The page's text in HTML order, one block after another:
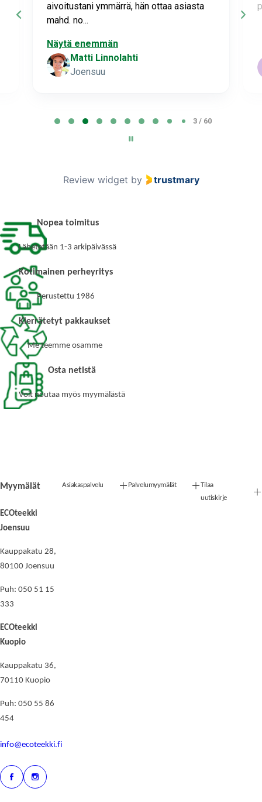
aivoitustani ymmärrä, hän ottaa asiasta
mahd. no...
Näytä enemmän
Matti Linnolahti
Joensuu
0
3 / 60
Review widget by trustmary
Nopea toimitus
Lähetetään 1-3 arkipäivässä
Kotimainen perheyritys
Perustettu 1986
Kierrätetyt pakkaukset
Me teemme osamme
Osta netistä
Voit noutaa myös myymälästä
Myymälät
ECOteekki
Joensuu
Kauppakatu 28,
80100 Joensuu
Puh: 050 51 15
333
ECOteekki
Kuopio
Kauppakatu 36,
70110 Kuopio
Puh: 050 55 86
454
info@ecoteekki.fi
Asiakaspalvelu Palvelumyymälät
Tilaa
uutiskirje